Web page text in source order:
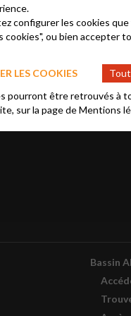
Bassin
configurer les cookies
cookies", ou bien accepter
LES COOKIES
pourront être retrouvés à
sur la page deMentions